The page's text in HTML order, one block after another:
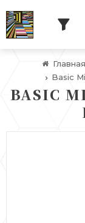
Главная
Basic
BASIC